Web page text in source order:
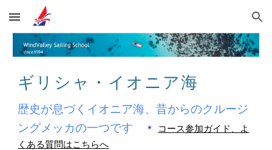
Skip to main content Skip to navigation
ギリシャ・イオニア海
歴史が息づくイオニア海、昔からのクルージ
ングメッカの一つです
＊ コース参加ガイド、よ
くある質問はこちらへ